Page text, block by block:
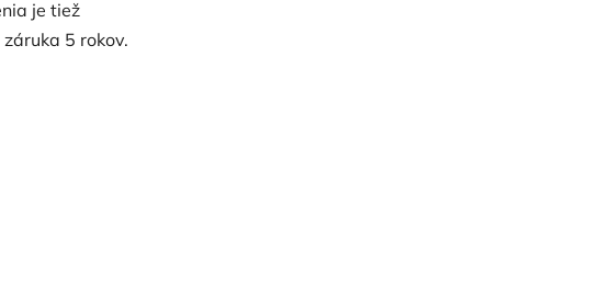
je tiež
5 rokov.